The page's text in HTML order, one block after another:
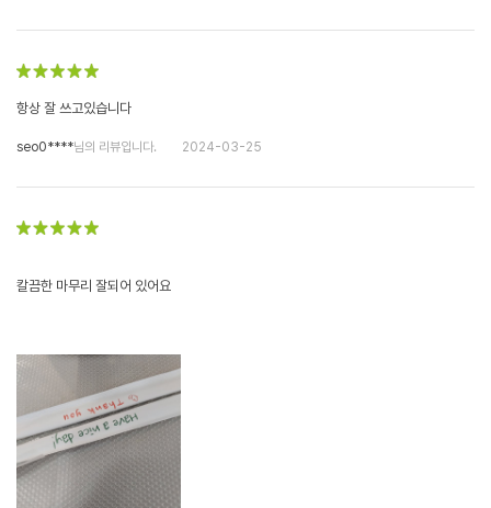
항상 잘 쓰고있습니다
seo0****님의 리뷰입니다. 2024-03-25
칼끔한 마무리 잘되어 있어요